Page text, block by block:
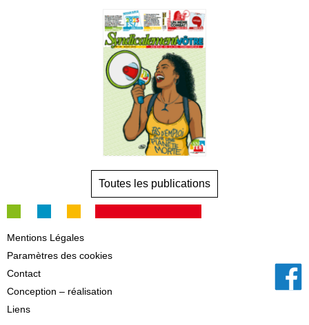
Toutes les publications
Mentions Légales
Paramètres des cookies
Contact
Conception – réalisation
Liens